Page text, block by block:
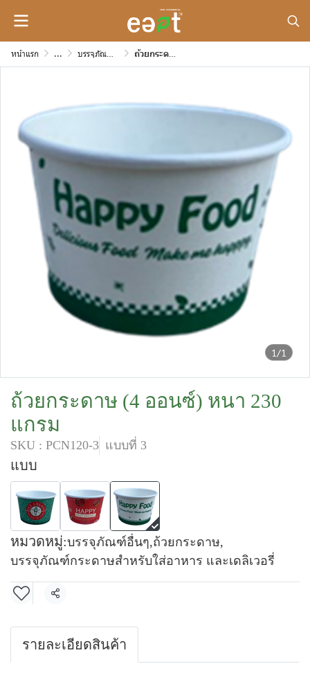
หน้าแรก ... บรรจุภัณฑ์กระดาษสำหรับใส่อาหาร และเดลิเวอรี่ ถ้วยกระดาษ (4 ออนซ์) หนา 230 แกรม
1/1
ถ้วยกระดาษ (4 ออนซ์) หนา 230
แกรม
SKU : PCN120-3 แบบที่ 3
แบบ
หมวดหมู่:บรรจุภัณฑ์อื่นๆ,ถ้วยกระดาษ,
บรรจุภัณฑ์กระดาษสำหรับใส่อาหาร และเดลิเวอรี่
แชร์
รายละเอียดสินค้า